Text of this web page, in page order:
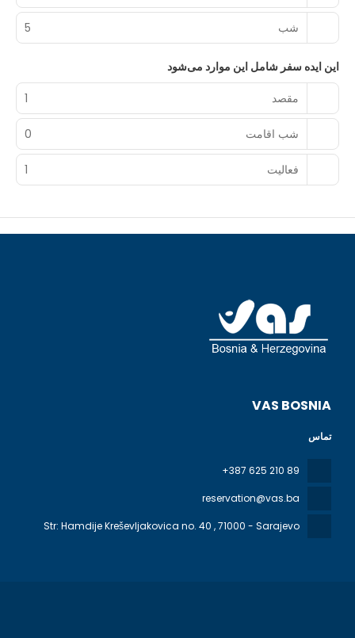
شب‌ 5
این ایده سفر شامل این موارد می‌شود
مقصد
1
شب اقامت 0
فعالیت 1
VAS BOSNIA
تماس
+387 625 210 89
reservation@vas.ba
Str: Hamdije Kreševljakovica no. 40 , 71000 - Sarajevo